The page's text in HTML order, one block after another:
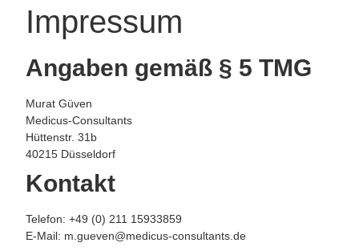
Impressum
Angaben gemäß § 5 TMG
Murat Güven
Medicus-Consultants
Hüttenstr. 31b
40215 Düsseldorf
Kontakt
Telefon: +49 (0) 211 15933859
E-Mail: m.gueven@medicus-consultants.de